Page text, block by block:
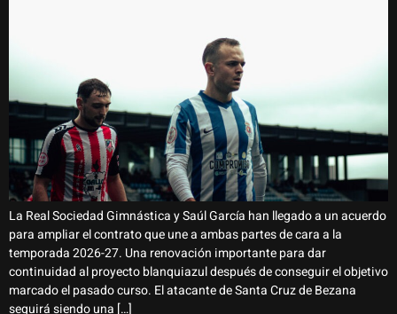
La Real Sociedad Gimnástica y Saúl García han llegado a un acuerdo
para ampliar el contrato que une a ambas partes de cara a la
temporada 2026-27. Una renovación importante para dar
continuidad al proyecto blanquiazul después de conseguir el objetivo
marcado el pasado curso. El atacante de Santa Cruz de Bezana
seguirá siendo una […]